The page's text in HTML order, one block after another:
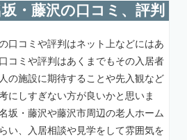
・藤沢の口コミ、評判
口コミや評判はネット上などにはあ
コミや評判はあくまでもその入居者
の施設に期待することや先入観など
にしすぎない方が良いかと思いま
坂・藤沢や藤沢市周辺の老人ホーム
い、入居相談や見学をして雰囲気を